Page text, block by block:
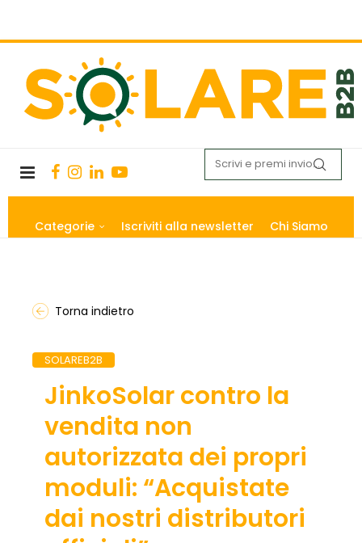
Categorie Iscriviti alla newsletter Chi Siamo
Torna indietro
SOLAREB2B
JinkoSolar contro la
vendita non
autorizzata dei propri
moduli: “Acquistate
dai nostri distributori